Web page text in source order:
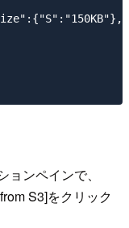
ンペインで、
S3]をクリック